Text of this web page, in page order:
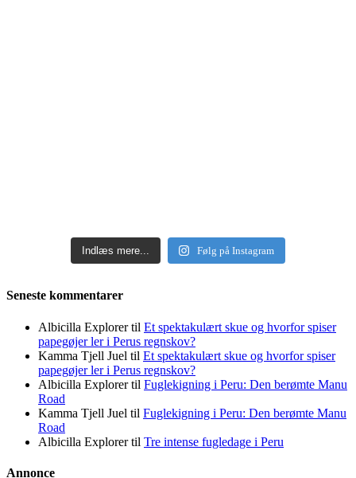
Indlæs mere... Følg på Instagram
Seneste kommentarer
Albicilla Explorertil Et spektakulært skue og hvorfor spiser
papegøjer ler i Perus regnskov?
Kamma Tjell Juel til Et spektakulært skue og hvorfor spiser
papegøjer ler i Perus regnskov?
Albicilla Explorertil Fuglekigning i Peru: Den berømte Manu
Road
Kamma Tjell Juel til Fuglekigning i Peru: Den berømte Manu
Road
Albicilla Explorertil Tre intense fugledage i Peru
Annonce